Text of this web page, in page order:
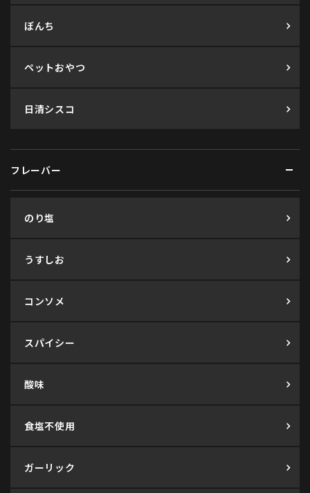
ぼんち
ペットおやつ
日清シスコ
フレーバー
のり塩
うすしお
コンソメ
スパイシー
酸味
食塩不使用
ガーリック